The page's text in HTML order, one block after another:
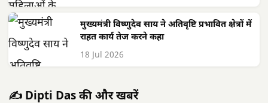
मुख्यमंत्री विष्णुदेव साय ने अतिवृष्टि प्रभावित क्षेत्रों में
राहत कार्य तेज करने कहा
18 Jul 2026
✍️ Dipti Das की और खबरें